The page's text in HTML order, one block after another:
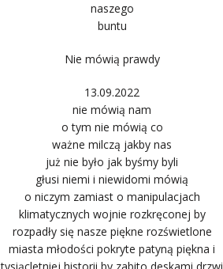
naszego
buntu
Nie mówią prawdy
13.09.2022
nie mówią nam
o tym nie mówią co
ważne milczą jakby nas
już nie było jak byśmy byli
głusi niemi i niewidomi mówią
o niczym zamiast o manipulacjach
klimatycznych wojnie rozkręconej by
rozpadły się nasze piękne rozświetlone
miasta młodości pokryte patyną piękna i